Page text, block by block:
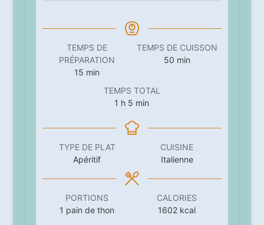
TEMPS DE
PRÉPARATION
15 minutes
min
TEMPS DE CUISSON
50minutes
min
TEMPS TOTAL
1 heure
h 5 minutes
min
TYPE DE PLAT
Apéritif
CUISINE
Italienne
PORTIONS
1 pain de thon
CALORIES
1602 kcal